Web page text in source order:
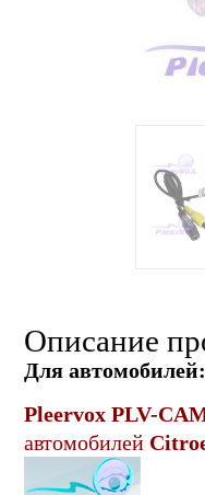
Описание
Для автомобилей:
Pleervox PLV-
автомобилей